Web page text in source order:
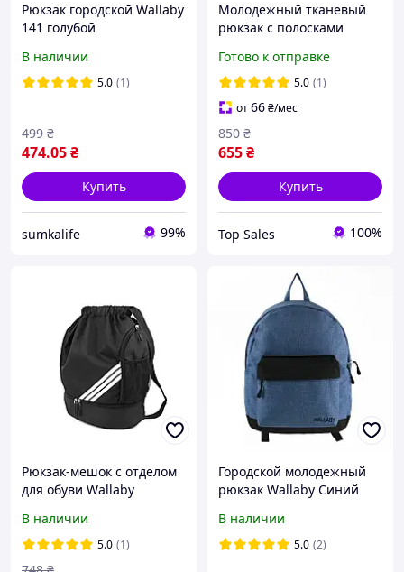
Рюкзак городской Wallaby
141 голубой
В наличии
5.0 (1)
474.05₴
499 ₴
Купить
sumkalife 99%
Молодежный тканевый
рюкзак с полосками
(21450201333)
Готово к отправке
5.0 (1)
от66₴/мес
655₴
850 ₴
Купить
Top Sales 100%
Рюкзак-мешок с отделом
для обуви Wallaby
В наличии
5.0 (1)
Городской молодежный
рюкзак Wallaby Синий
В наличии
5.0 (2)